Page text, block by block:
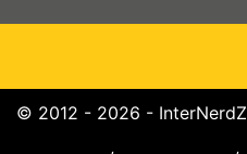
© 2012 - 2026 - InterNerdZ